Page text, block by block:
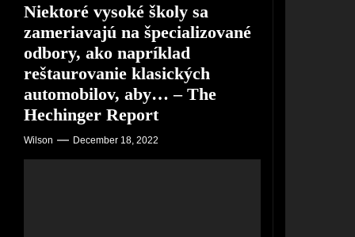
Niektoré vysoké školy sa
zameriavajú na špecializované
odbory, ako napríklad
reštaurovanie klasických
automobilov, aby… – The
Hechinger Report
Wilson December 18, 2022